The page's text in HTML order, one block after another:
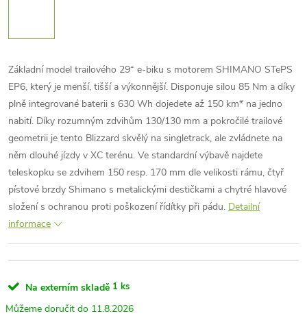
Základní model trailového 29“ e-biku s motorem SHIMANO STePS
EP6, který je menší, tišší a výkonnější. Disponuje silou 85 Nm a díky
plně integrované baterii s 630 Wh dojedete až 150 km* na jedno
nabití. Díky rozumným zdvihům 130/130 mm a pokročilé trailové
geometrii je tento Blizzard skvělý na singletrack, ale zvládnete na
něm dlouhé jízdy v XC terénu. Ve standardní výbavě najdete
teleskopku se zdvihem 150 resp. 170 mm dle velikosti rámu, čtyř
pístové brzdy Shimano s metalickými destičkami a chytré hlavové
složení s ochranou proti poškození řídítky při pádu. Detailní
informace
Na externím skladě 1 ks
11.8.2026